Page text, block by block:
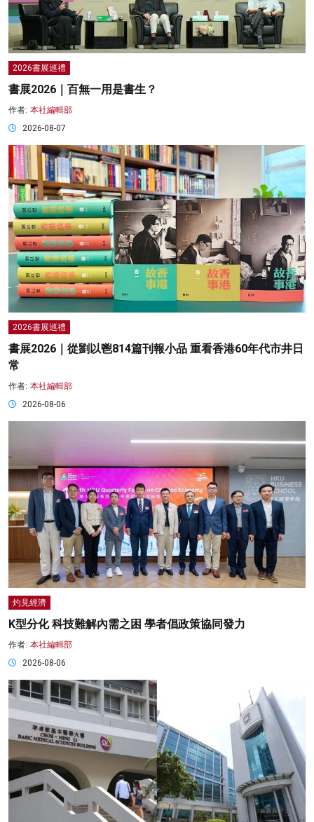
2026書展巡禮
書展2026｜百無一用是書生？
作者: 本社編輯部
2026-08-07
2026書展巡禮
書展2026｜從劉以鬯814篇刊報小品 重看香港60年代市井日
常
作者: 本社編輯部
2026-08-06
灼見經濟
K型分化 科技難解內需之困 學者倡政策協同發力
作者: 本社編輯部
2026-08-06